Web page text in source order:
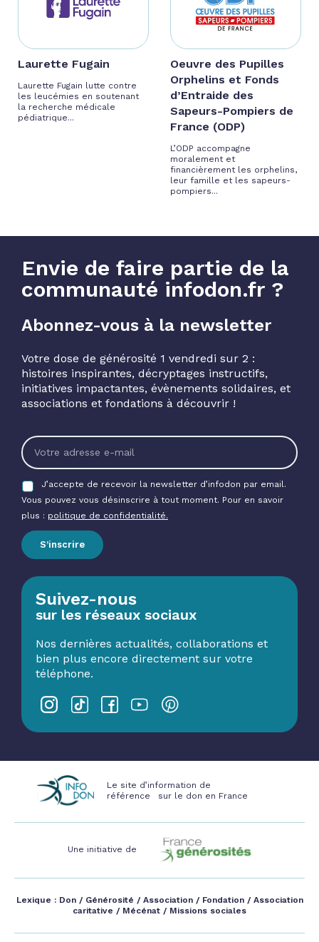
Laurette Fugain
Laurette Fugain lutte contre
les leucémies en soutenant
la recherche médicale
pédiatrique...
Oeuvre des Pupilles
Orphelins et Fonds
d’Entraide des
Sapeurs-Pompiers de
France (ODP)
L’ODP accompagne
moralement et
financièrement les orphelins,
leur famille et les sapeurs-
pompiers...
Envie de faire partie de la
communauté infodon.fr ?
Abonnez-vous à la newsletter
Votre dose de générosité 1 vendredi sur 2 :
histoires inspirantes, décryptages instructifs,
initiatives impactantes, évènements solidaires, et
associations et fondations à découvrir !
J’accepte de recevoir la newsletter d’infodon par email.
Vous pouvez vous désinscrire à tout moment. Pour en savoir
plus : politique de confidentialité.
S’inscrire
Suivez-nous
sur les réseaux sociaux
Nos dernières actualités, collaborations et
bien plus encore directement sur votre
téléphone.
Le site d’information de
référence sur le don en France
Une initiative de
Lexique : Don/ Générosité / Association/ Fondation/ Association
caritative / Mécénat / Missions sociales